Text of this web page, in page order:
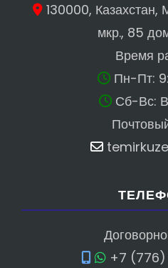
130000, Казахстан,
мкр., 85
Время
Пн-Пт:
Сб-Вс:
+7 (776)